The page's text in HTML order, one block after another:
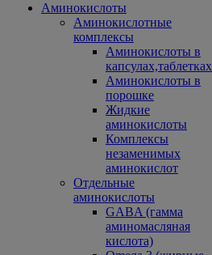
Аминокислоты
Аминокислотные
комплексы
Аминокислоты в
капсулах,таблетках
Аминокислоты в
порошке
Жидкие
аминокислоты
Комплексы
незаменимых
аминокислот
Отдельные
аминокислоты
GABA (гамма
аминомасляная
кислота)